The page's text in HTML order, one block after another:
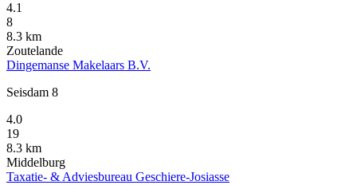
4.1
8
8.3 km
Zoutelande
Dingemanse Makelaars B.V.
Seisdam 8
4.0
19
8.3 km
Middelburg
Taxatie- & Adviesbureau Geschiere-Josiasse